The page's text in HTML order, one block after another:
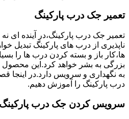
تعمیر جک درب پارکینگ
تعمیر جک درب پارکینگ،در آینده ای
ناپذیری از درب های پارکینگ تبدیل
ها،کار باز و بسته کردن درب ها را
بزرگی به بشر خواهد کرد.این محصول
به نگهداری و سرویس دارد.در اینجا
درب پارکینگ را آموزش دهیم.
سرویس کردن جک درب پارکینگ